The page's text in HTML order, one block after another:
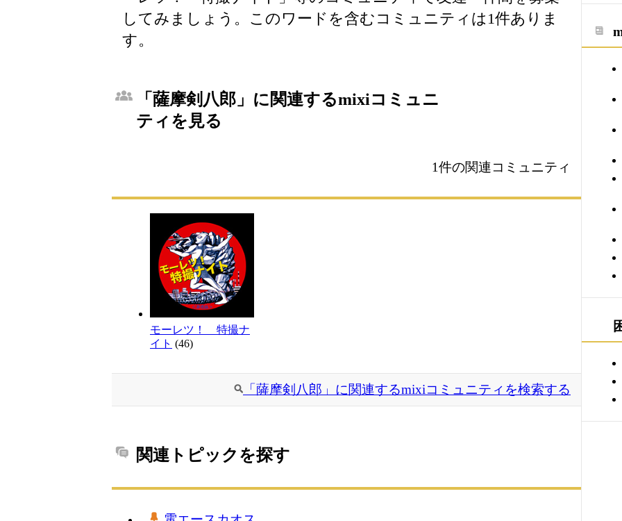
してみましょう。このワードを含むコミュニティは1件ありま
す。
「薩摩剣八郎」に関連するmixiコミュニ
ティを見る
1件の関連コミュニティ
モーレツ！ 特撮ナ
イト (46)
「薩摩剣八郎」に関連するmixiコミュニティを検索する
関連トピックを探す